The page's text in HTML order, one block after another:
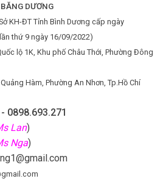
DƯƠNG
KH-ĐT Tỉnh Bình Dương cấp ngày
thứ 9 ngày 16/09/2022)
lộ 1K, Khu phố Châu Thới, Phường Đông
Hàm, Phường An Nhơn, Tp.Hồ Chí
0898.693.271
Lan)
Nga)